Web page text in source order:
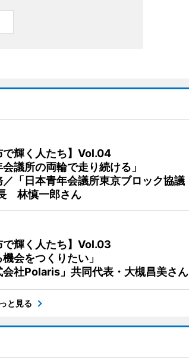
で輝く人たち】Vol.04
会議所の両輪で走り続ける」
／「日本青年会議所東京ブロック協議
林慎一郎さん
で輝く人たち】Vol.03
機会をつくりたい」
会社Polaris」共同代表・大槻昌美さん
と見る